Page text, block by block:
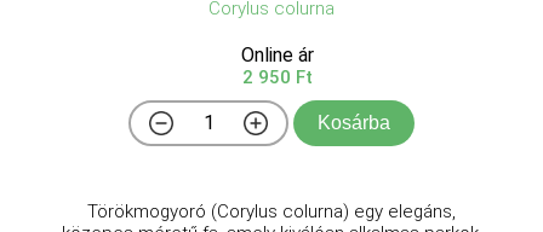
Corylus colurna
Online ár
2 950 Ft
Kosárba
Törökmogyoró (Corylus colurna) egy elegáns,